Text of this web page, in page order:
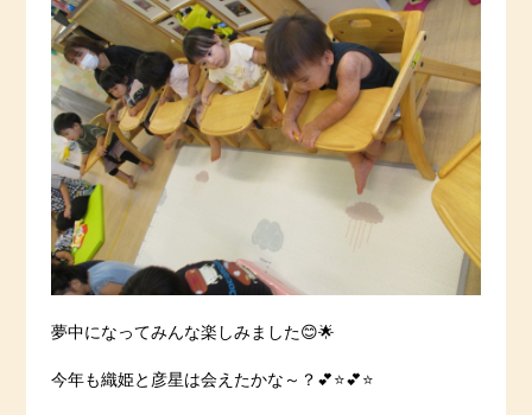
夢中になってみんな楽しみました😊🌟
今年も織姫と彦星は会えたかな～？💕⭐️💕⭐️